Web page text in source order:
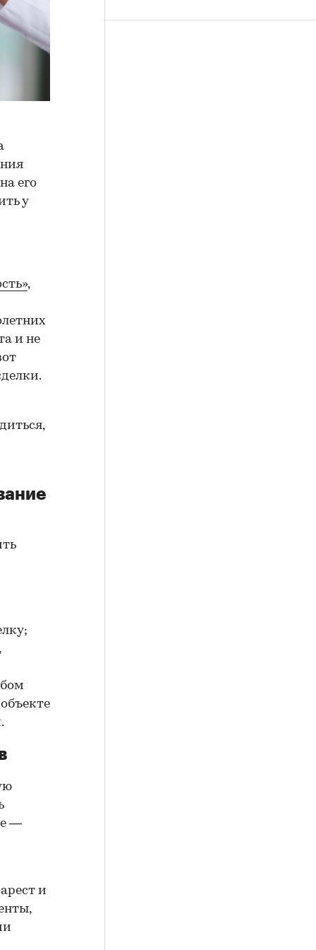
его
у
,
и не
—
и